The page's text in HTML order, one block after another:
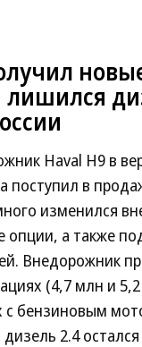
Haval H9 в
поступил в
изменился
опции, а также
Внедорожник
(4,7 млн и
бензиновым
2.4 остался